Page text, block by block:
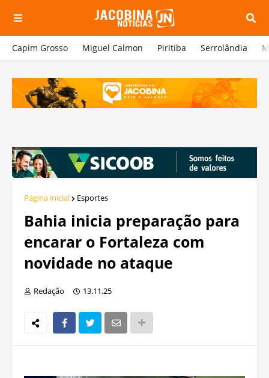
Capim Grosso Miguel Calmon Piritiba Serrolândia
Página inicial Esportes
Bahia inicia preparação para
encarar o Fortaleza com
novidade no ataque
Redação 13.11.25